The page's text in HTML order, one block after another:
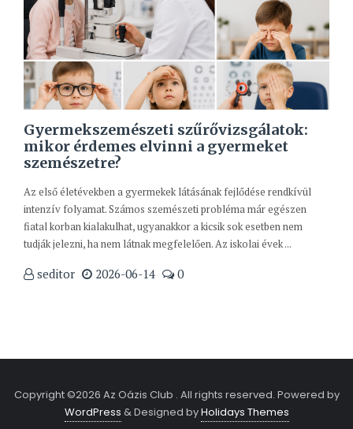
Gyermekszemészeti szűrővizsgálatok:
mikor érdemes elvinni a gyermeket
szemészetre?
Az első életévekben a gyermekek látásának fejlődése rendkívül
intenzív folyamat. Számos szemészeti probléma már egészen
fiatal korban kialakulhat, ugyanakkor a kicsik sok esetben nem
tudják jelezni, ha nem látnak megfelelően. Az iskolai évek ...
seditor 2026-06-14 0
Copyright ©2026 Az Oázis Club . All rights reserved. Powered by
WordPress &Designed byHolidays Themes